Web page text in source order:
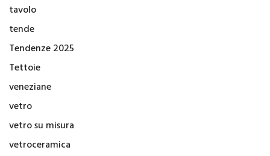
tavolo
tende
Tendenze 2025
Tettoie
veneziane
vetro
vetro su misura
vetroceramica